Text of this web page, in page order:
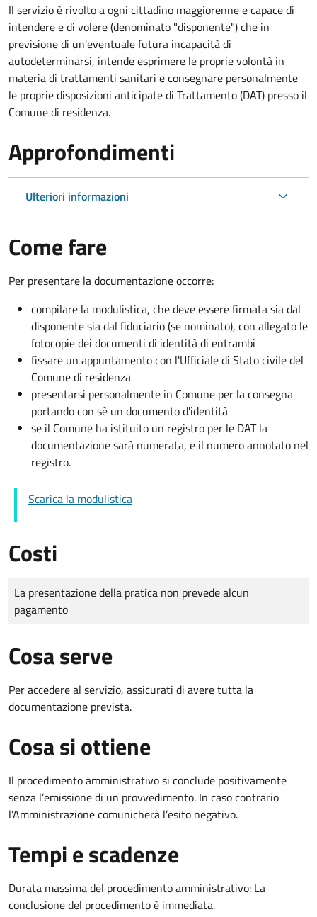
Il servizio è rivolto a ogni cittadino maggiorenne e capace di
intendere e di volere (denominato "disponente") che in
previsione di un'eventuale futura incapacità di
autodeterminarsi, intende esprimere le proprie volontà in
materia di trattamenti sanitari e consegnare personalmente
le proprie disposizioni anticipate di Trattamento (DAT) presso il
Comune di residenza.
Approfondimenti
Ulteriori informazioni
Come fare
Per presentare la documentazione occorre:
compilare la modulistica, che deve essere firmata sia dal
disponente sia dal fiduciario (se nominato), con allegato le
fotocopie dei documenti di identità di entrambi
fissare un appuntamento con l'Ufficiale di Stato civile del
Comune di residenza
presentarsi personalmente in Comune per la consegna
portando con sè un documento d'identità
se il Comune ha istituito un registro per le DAT la
documentazione sarà numerata, e il numero annotato nel
registro.
Scarica la modulistica
Costi
Tipo di pagamento
Importo
La presentazione della pratica non prevede alcun
pagamento
Cosa serve
Per accedere al servizio, assicurati di avere tutta la
documentazione prevista.
Cosa si ottiene
Il procedimento amministrativo si conclude positivamente
senza l’emissione di un provvedimento. In caso contrario
l’Amministrazione comunicherà l’esito negativo.
Tempi e scadenze
Durata massima del procedimento amministrativo: La
conclusione del procedimento è immediata.